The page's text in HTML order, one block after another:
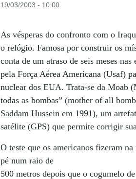
19/03/2003 - 10:00
As vésperas do confronto com o
o relógio. Famosa por construir os
conta de um atraso de seis meses
pela Força Aérea Americana (Usaf)
nuclear dos EUA. Trata-se da Moab
todas as bombas” (mother of all
Saddam Hussein em 1991), um
satélite (GPS) que permite corrigir
O teste que os americanos fizeram
pé num raio de
500 metros depois que o cogumelo